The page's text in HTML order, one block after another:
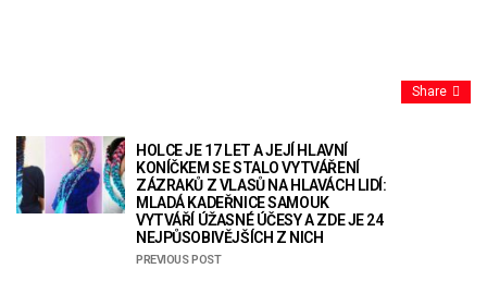
Share
HOLCE JE 17 LET A JEJÍ HLAVNÍ
KONÍČKEM SE STALO VYTVÁŘENÍ
ZÁZRAKŮ Z VLASŮ NA HLAVÁCH LIDÍ:
MLADÁ KADEŘNICE SAMOUK
VYTVÁŘÍ ÚŽASNÉ ÚČESY A ZDE JE 24
NEJPŮSOBIVĚJŠÍCH Z NICH
PREVIOUS POST